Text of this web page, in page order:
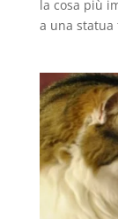
la cosa più
a una statua